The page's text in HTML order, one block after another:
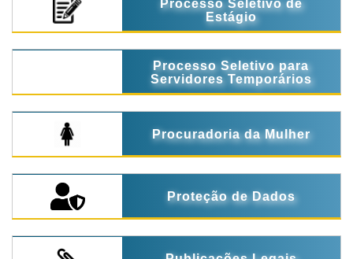
Processo Seletivo de
Estágio
Processo Seletivo para
Servidores Temporários
Procuradoria da Mulher
Proteção de Dados